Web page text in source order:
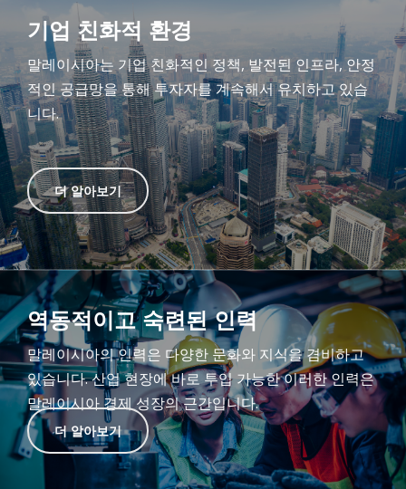
기업 친화적 환경
말레이시아는 기업 친화적인 정책, 발전된 인프라, 안정
적인 공급망을 통해 투자자를 계속해서 유치하고 있습
니다.
더 알아보기
역동적이고 숙련된 인력
말레이시아의 인력은 다양한 문화와 지식을 겸비하고
있습니다. 산업 현장에 바로 투입 가능한 이러한 인력은
말레이시아 경제 성장의 근간입니다.
더 알아보기